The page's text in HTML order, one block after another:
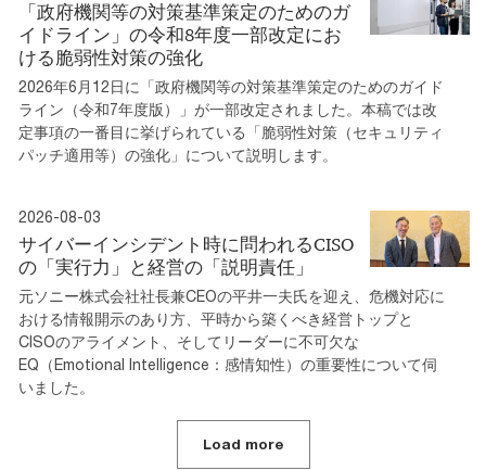
「政府機関等の対策基準策定のためのガ
イドライン」の令和8年度一部改定にお
ける脆弱性対策の強化
2026年6月12日に「政府機関等の対策基準策定のためのガイド
ライン（令和7年度版）」が一部改定されました。本稿では改
定事項の一番目に挙げられている「脆弱性対策（セキュリティ
パッチ適用等）の強化」について説明します。
2026-08-03
サイバーインシデント時に問われるCISO
の「実行力」と経営の「説明責任」
元ソニー株式会社社長兼CEOの平井一夫氏を迎え、危機対応に
おける情報開示のあり方、平時から築くべき経営トップと
CISOのアライメント、そしてリーダーに不可欠な
EQ（Emotional Intelligence：感情知性）の重要性について伺
いました。
Load more